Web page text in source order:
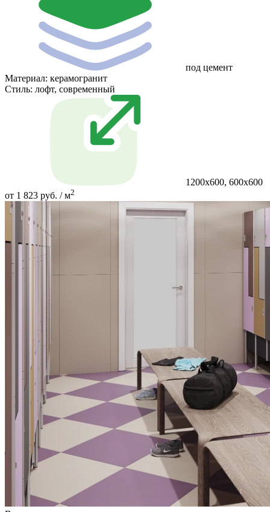
под цемент
Материал: керамогранит
Стиль: лофт, современный
1200х600, 600х600
от 1 823 руб. / м2